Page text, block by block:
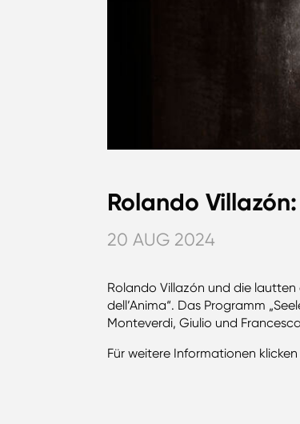
Rolando
20 AUG 2024
Rolando Villazón und die
dell’Anima“. Das Programm
Monteverdi, Giulio und
Für weitere Informationen